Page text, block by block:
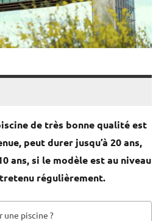
de très bonne qualité est
peut durer jusqu’à 20 ans,
ans, si le modèle est au niveau
régulièrement.
piscine ?